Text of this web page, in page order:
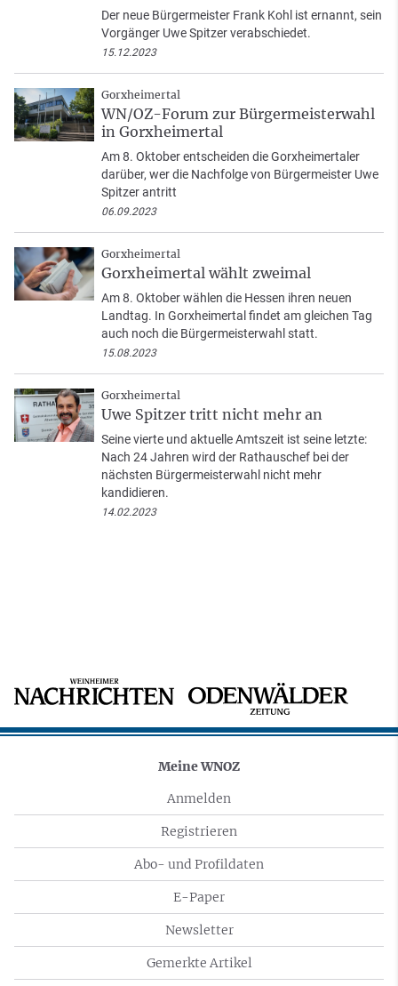
Der neue Bürgermeister Frank Kohl ist ernannt, sein
Vorgänger Uwe Spitzer verabschiedet.
15.12.2023
Gorxheimertal
WN/OZ-Forum zur Bürgermeisterwahl
in Gorxheimertal
Am 8. Oktober entscheiden die Gorxheimertaler
darüber, wer die Nachfolge von Bürgermeister Uwe
Spitzer antritt
06.09.2023
Gorxheimertal
Gorxheimertal wählt zweimal
Am 8. Oktober wählen die Hessen ihren neuen
Landtag. In Gorxheimertal findet am gleichen Tag
auch noch die Bürgermeisterwahl statt.
15.08.2023
Gorxheimertal
Uwe Spitzer tritt nicht mehr an
Seine vierte und aktuelle Amtszeit ist seine letzte:
Nach 24 Jahren wird der Rathauschef bei der
nächsten Bürgermeisterwahl nicht mehr
kandidieren.
14.02.2023
Meine WNOZ
Anmelden
Registrieren
Abo- und Profildaten
E-Paper
Newsletter
Gemerkte Artikel